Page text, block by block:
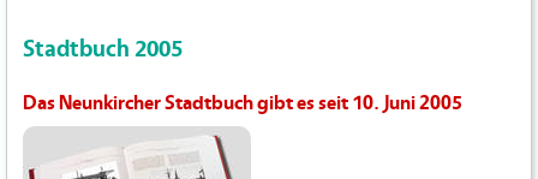
Stadtbuch 2005
Das Neunkircher Stadtbuch gibt es seit 10. Juni 2005